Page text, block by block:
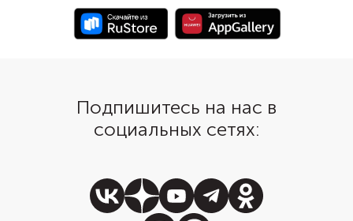
мягкие. А покрытие
пудры создает
тонкую корочку
Подпишитесь на нас в
социальных сетях: